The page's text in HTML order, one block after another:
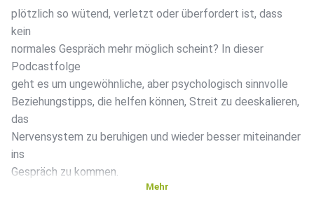
plötzlich so wütend, verletzt oder überfordert ist, dass
kein
normales Gespräch mehr möglich scheint? In dieser
Podcastfolge
geht es um ungewöhnliche, aber psychologisch sinnvolle
Beziehungstipps, die helfen können, Streit zu deeskalieren,
das
Nervensystem zu beruhigen und wieder besser miteinander
ins
Gespräch zu kommen.
Mehr